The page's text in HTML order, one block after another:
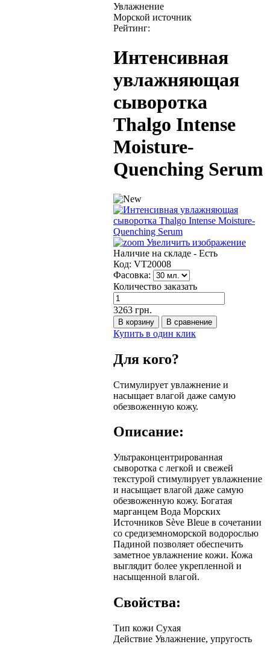
Увлажнение
Морской источник
Рейтинг:
Интенсивная
увлажняющая
сыворотка
Thalgo Intense
Moisture-
Quenching Serum
Увеличить изображение
Наличие на складе - Есть
Код: VT20008
Фасовка:
Количество заказать
3263 грн.
Купить в один клик
Для кого?
Стимулирует увлажнение и
насыщает влагой даже самую
обезвоженную кожу.
Описание:
Ультраконцентрированная
сыворотка с легкой и свежей
текстурой стимулирует увлажнение
и насыщает влагой даже самую
обезвоженную кожу. Богатая
марганцем Вода Морских
Источников Sève Bleue в сочетании
со средиземноморской водорослью
Падиной позволяет обеспечить
заметное увлажнение кожи. Кожа
выглядит более укрепленной и
насыщенной влагой.
Свойства:
Тип кожи Сухая
Действие Увлажнение, упругость